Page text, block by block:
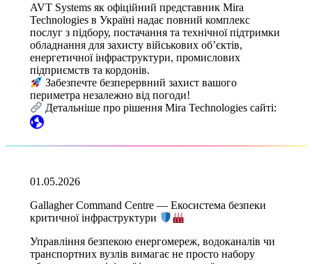
AVT Systems як офіційний представник Mira
Technologies в Україні надає повний комплекс
послуг з підбору, постачання та технічної підтримки
обладнання для захисту військових об’єктів,
енергетичної інфраструктури, промислових
підприємств та кордонів.
Забезпечте безперервний захист вашого
периметра незалежно від погоди!
Детальніше про рішення Mira Technologies сайті:
01.05.2026
Gallagher Command Centre — Екосистема безпеки
критичної інфраструктури
Управління безпекою енергомереж, водоканалів чи
транспортних вузлів вимагає не просто набору